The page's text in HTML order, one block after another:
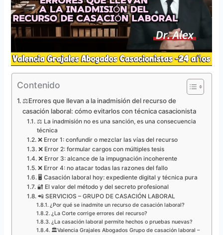
Contenido
⚖️Errores que llevan a la inadmisión del recurso de
casación laboral: cómo evitarlos con técnica casacionista
⚖️ La inadmisión no es una sanción, es una consecuencia
técnica
❌ Error 1: confundir o mezclar las vías del recurso
❌ Error 2: formular cargos con múltiples tesis
❌ Error 3: alcance de la impugnación incoherente
❌ Error 4: no atacar todas las razones del fallo
🖥️ Casación laboral hoy: expediente digital y técnica pura
🔐 El valor del método y del secreto profesional
📲 SERVICIOS – GRUPO DE CASACIÓN LABORAL
¿Por qué se inadmite un recurso de casación laboral?
¿La Corte corrige errores del recurso?
¿La casación laboral permite hechos o pruebas nuevas?
🏛️Valencia Grajales Abogados Grupo de casación laboral –